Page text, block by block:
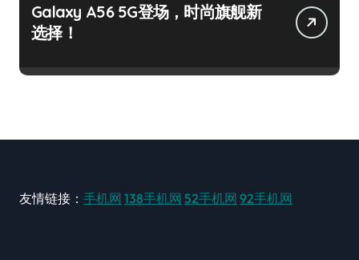
Galaxy A56 5G登场，时尚旗舰新
选择！
友情链接： 手机网 138手机网 52手机网 92手机网